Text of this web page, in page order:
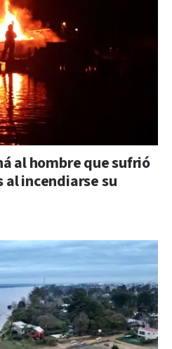
al hombre que sufrió
al incendiarse su